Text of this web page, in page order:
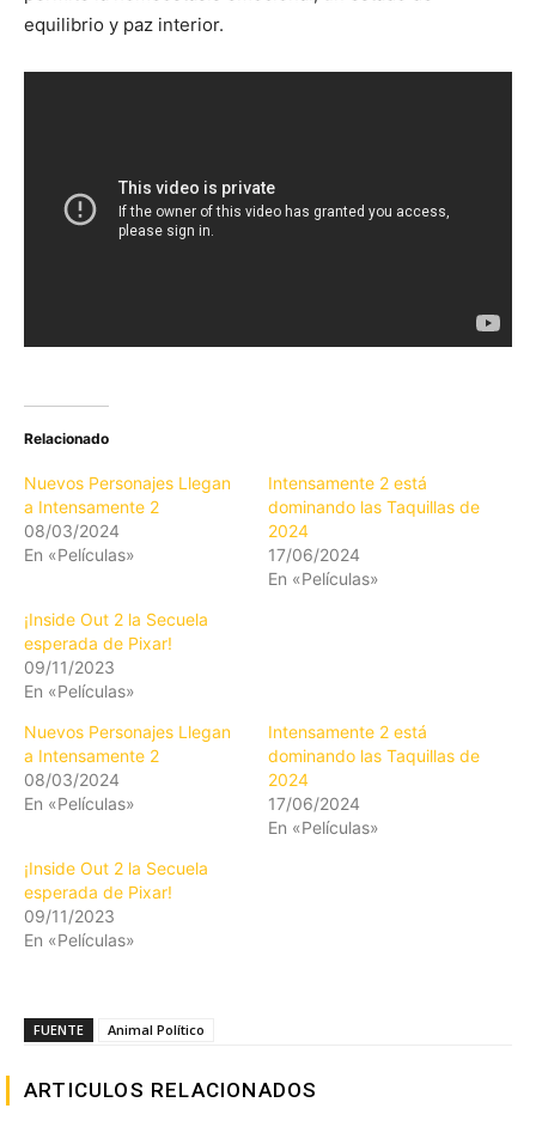
equilibrio y paz interior.
Relacionado
Nuevos Personajes Llegan
a Intensamente 2
08/03/2024
En «Películas»
Intensamente 2 está
dominando las Taquillas de
2024
17/06/2024
En «Películas»
¡Inside Out 2 la Secuela
esperada de Pixar!
09/11/2023
En «Películas»
Nuevos Personajes Llegan
a Intensamente 2
08/03/2024
En «Películas»
Intensamente 2 está
dominando las Taquillas de
2024
17/06/2024
En «Películas»
¡Inside Out 2 la Secuela
esperada de Pixar!
09/11/2023
En «Películas»
FUENTE Animal Político
ARTICULOS RELACIONADOS